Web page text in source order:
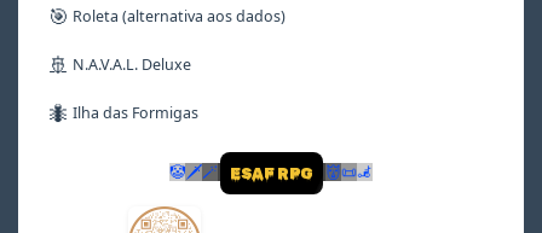
🎯 Roleta (alternativa aos dados)
🚢 N.A.V.A.L. Deluxe
🐜 Ilha das Formigas
🤡 🗡🪄 ESAF RPG 👹📜🦼